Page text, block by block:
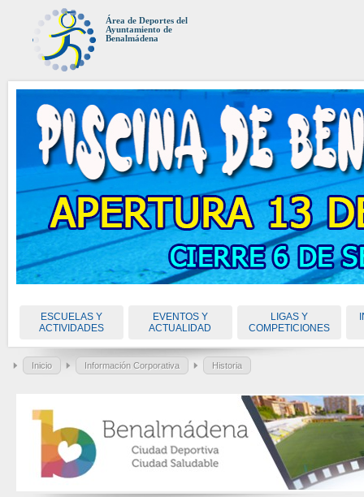
Área de Deportes del
Ayuntamiento de
Benalmádena
ESCUELAS Y
ACTIVIDADES
EVENTOS Y
ACTUALIDAD
LIGAS Y
COMPETICIONES
Inicio Información Corporativa Historia